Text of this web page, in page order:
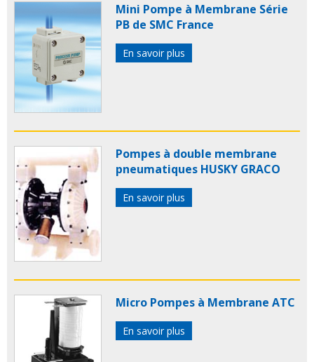
Mini Pompe à Membrane Série
PB de SMC France
En savoir plus
Pompes à double membrane
pneumatiques HUSKY GRACO
En savoir plus
Micro Pompes à Membrane ATC
En savoir plus